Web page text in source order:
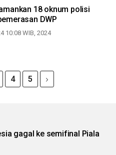
18 oknum polisi
DWP
10:08 WIB, 2024
4 5
gagal ke semifinal Piala